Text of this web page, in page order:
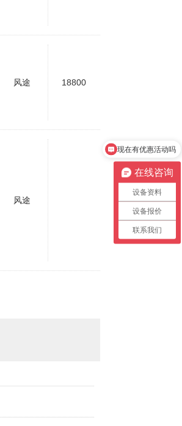
风途 18800
风途
在线咨询
设备资料
设备报价
联系我们
现在有优惠活动吗